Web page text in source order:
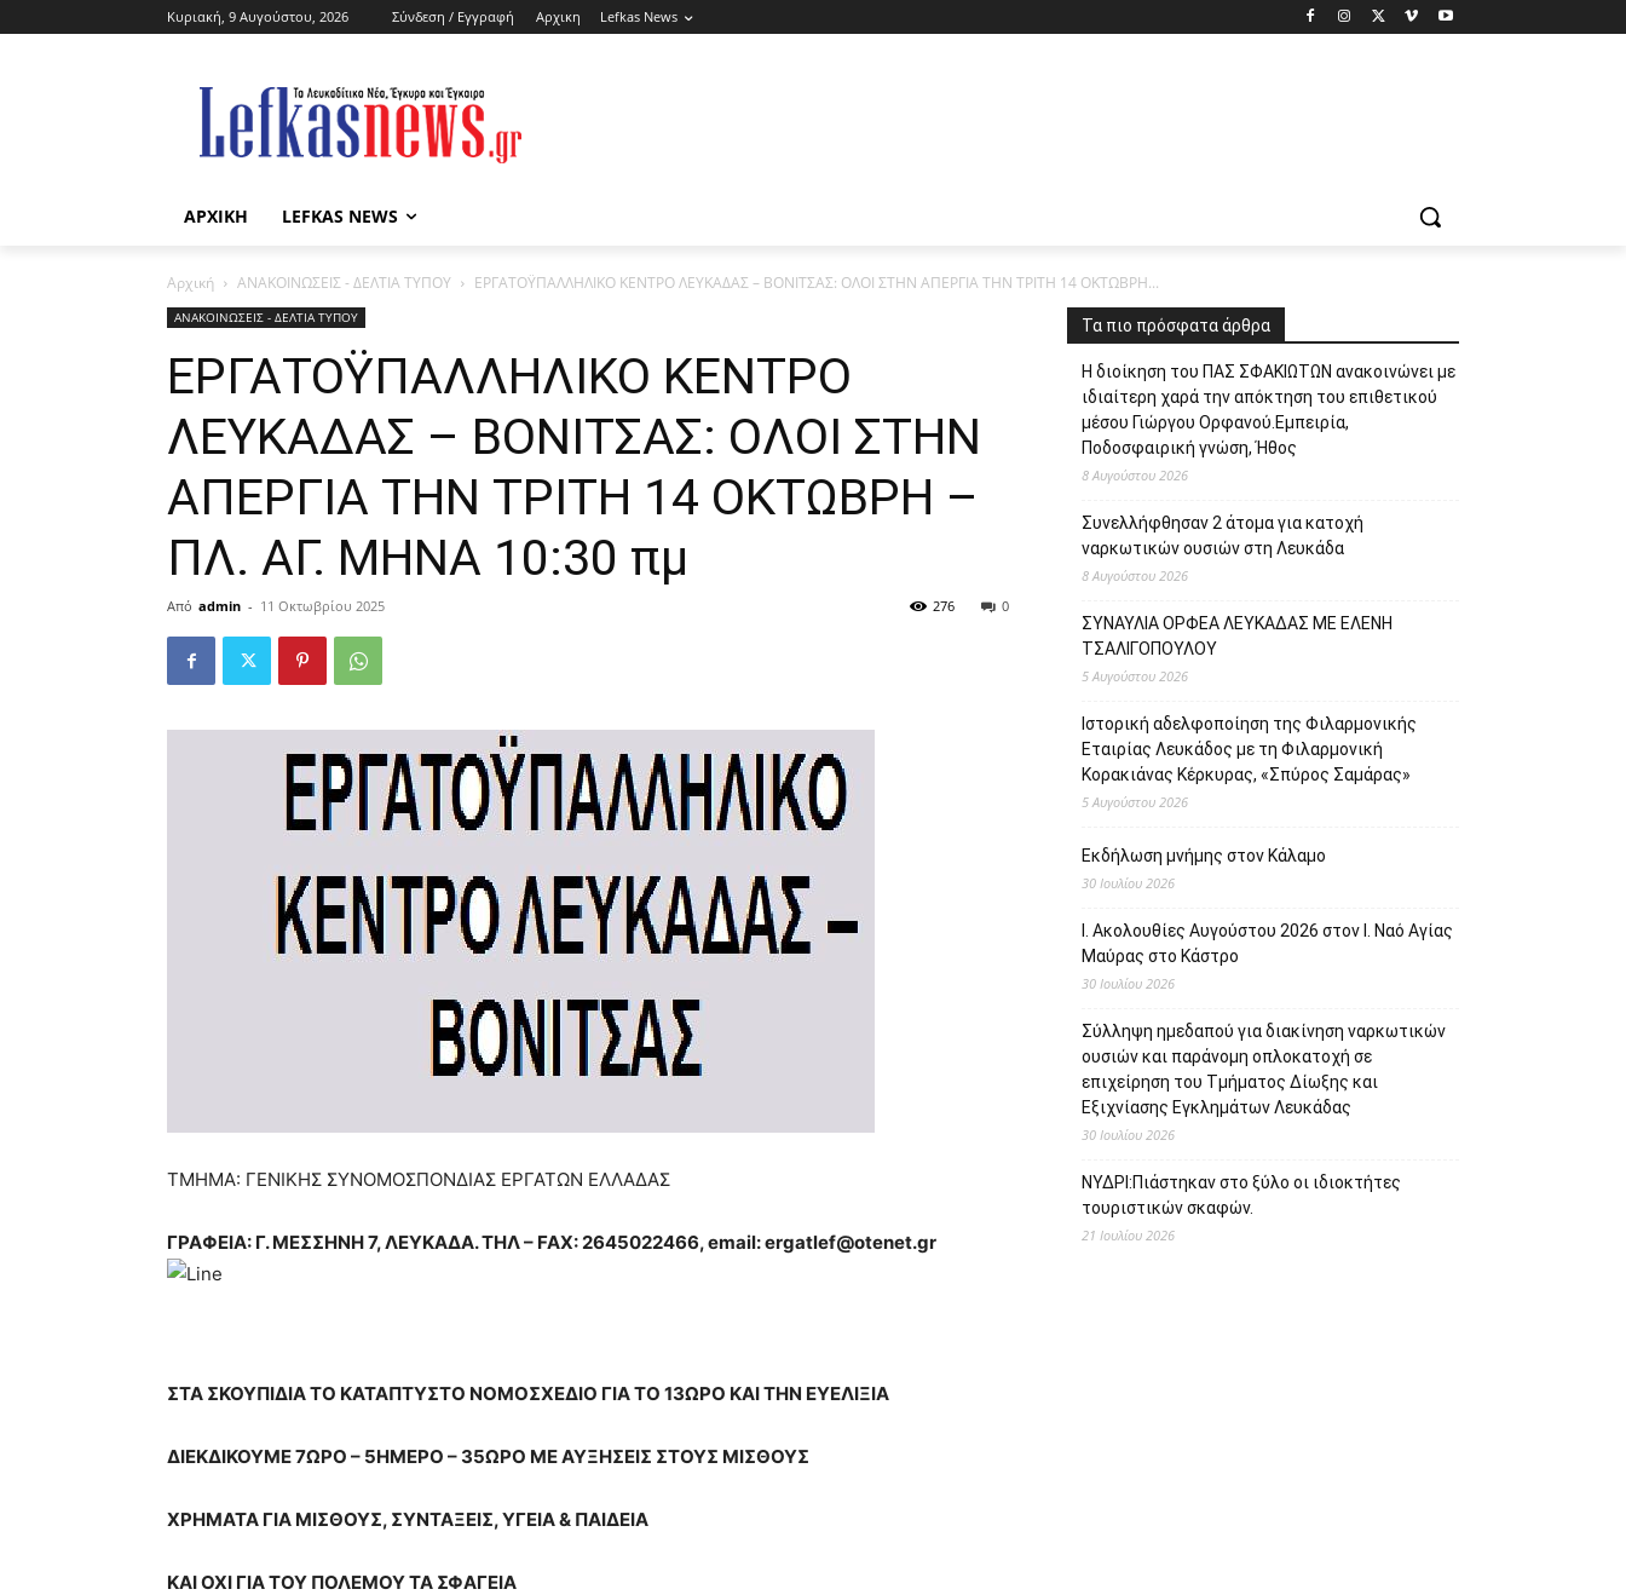
Κυριακή, 9 Αυγούστου, 2026 Σύνδεση / Εγγραφή Αρχικη Lefkas News
ΑΡΧΙΚΗ LEFKAS NEWS
Αρχική ΑΝΑΚΟΙΝΩΣΕΙΣ - ΔΕΛΤΙΑ ΤΥΠΟΥ ΕΡΓΑΤΟΫΠΑΛΛΗΛΙΚΟ ΚΕΝΤΡΟ ΛΕΥΚΑΔΑΣ – ΒΟΝΙΤΣΑΣ: ΟΛΟΙ ΣΤΗΝ ΑΠΕΡΓΙΑ ΤΗΝ ΤΡΙΤΗ 14 ΟΚΤΩΒΡΗ...
ΑΝΑΚΟΙΝΩΣΕΙΣ - ΔΕΛΤΙΑ ΤΥΠΟΥ
ΕΡΓΑΤΟΫΠΑΛΛΗΛΙΚΟ ΚΕΝΤΡΟ
ΛΕΥΚΑΔΑΣ – ΒΟΝΙΤΣΑΣ: ΟΛΟΙ ΣΤΗΝ
ΑΠΕΡΓΙΑ ΤΗΝ ΤΡΙΤΗ 14 ΟΚΤΩΒΡΗ –
ΠΛ. ΑΓ. ΜΗΝΑ 10:30 πμ
Από admin - 11 Οκτωβρίου 2025 0
276
ΤΜΗΜΑ: ΓΕΝΙΚΗΣ ΣΥΝΟΜΟΣΠΟΝΔΙΑΣ ΕΡΓΑΤΩΝ ΕΛΛΑΔΑΣ
ΓΡΑΦΕΙΑ: Γ. ΜΕΣΣΗΝΗ 7, ΛΕΥΚΑΔΑ. ΤΗΛ – FAX: 2645022466,email:ergatlef@otenet.gr
ΣΤΑ ΣΚΟΥΠΙΔΙΑ ΤΟ ΚΑΤΑΠΤΥΣΤΟ ΝΟΜΟΣΧΕΔΙΟ ΓΙΑ ΤΟ 13ΩΡΟ ΚΑΙ ΤΗΝ ΕΥΕΛΙΞΙΑ
ΔΙΕΚΔΙΚΟΥΜΕ 7ΩΡΟ – 5ΗΜΕΡΟ – 35ΩΡΟ ΜΕ ΑΥΞΗΣΕΙΣ ΣΤΟΥΣ ΜΙΣΘΟΥΣ
ΧΡΗΜΑΤΑ ΓΙΑ ΜΙΣΘΟΥΣ, ΣΥΝΤΑΞΕΙΣ, ΥΓΕΙΑ & ΠΑΙΔΕΙΑ
ΚΑΙ ΟΧΙ ΓΙΑ ΤΟΥ ΠΟΛΕΜΟΥ ΤΑ ΣΦΑΓΕΙΑ
Τα πιο πρόσφατα άρθρα
Η διοίκηση του ΠΑΣ ΣΦΑΚΙΩΤΩΝ ανακοινώνει με
ιδιαίτερη χαρά την απόκτηση του επιθετικού
μέσου Γιώργου Ορφανού.Εμπειρία,
Ποδοσφαιρική γνώση, Ήθος
8 Αυγούστου 2026
Συνελλήφθησαν 2 άτομα για κατοχή
ναρκωτικών ουσιών στη Λευκάδα
8 Αυγούστου 2026
ΣΥΝΑΥΛΙΑ ΟΡΦΕΑ ΛΕΥΚΑΔΑΣ ΜΕ ΕΛΕΝΗ
ΤΣΑΛΙΓΟΠΟΥΛΟΥ
5 Αυγούστου 2026
Ιστορική αδελφοποίηση της Φιλαρμονικής
Εταιρίας Λευκάδος με τη Φιλαρμονική
Κορακιάνας Κέρκυρας, «Σπύρος Σαμάρας»
5 Αυγούστου 2026
Εκδήλωση μνήμης στον Κάλαμο
30 Ιουλίου 2026
Ι. Ακολουθίες Αυγούστου 2026 στον Ι. Ναό Αγίας
Μαύρας στο Κάστρο
30 Ιουλίου 2026
Σύλληψη ημεδαπού για διακίνηση ναρκωτικών
ουσιών και παράνομη οπλοκατοχή σε
επιχείρηση του Τμήματος Δίωξης και
Εξιχνίασης Εγκλημάτων Λευκάδας
30 Ιουλίου 2026
ΝΥΔΡΙ:Πιάστηκαν στο ξύλο οι ιδιοκτήτες
τουριστικών σκαφών.
21 Ιουλίου 2026